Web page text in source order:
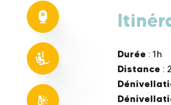
Durée : 1h
Distance :